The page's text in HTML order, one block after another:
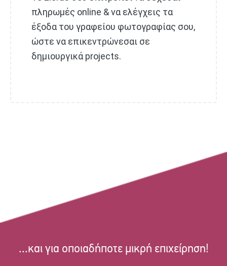
πληρωμές online & να ελέγχεις τα
έξοδα του γραφείου φωτογραφίας σου,
ώστε να επικεντρώνεσαι σε
δημιουργικά projects.
...και για οποιαδήποτε μικρή επιχείρηση!